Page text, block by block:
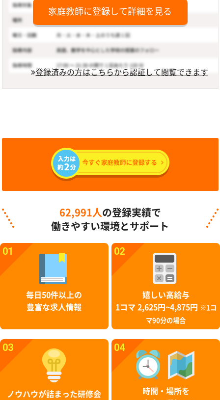
家庭教師に登録して詳細を見る
登録済みの方はこちらから認証して閲覧できます
62,991人 の登録実績で
働きやすい環境とサポート
01
毎日50件以上の
豊富な求人情報
02
嬉しい高給与
1コマ 2,625円~4,875円
※1コ
マ90分の場合
03
ノウハウが詰まった研修会
04
時間・場所を